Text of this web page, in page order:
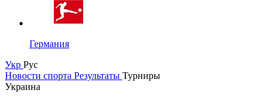
Германия
Укр Рус
Новости спорта Результаты Турниры
Украина